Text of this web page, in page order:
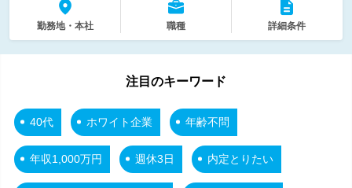
勤務地・本社 職種 詳細条件
注目のキーワード
40代 ホワイト企業 年齢不問
年収1,000万円 週休3日 内定とりたい